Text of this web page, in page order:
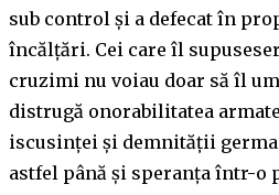
sub control și a defecat în
încălțări. Cei care îl
cruzimi nu voiau doar să îl
distrugă onorabilitatea
iscusinței și demnității
astfel până și speranța într-o